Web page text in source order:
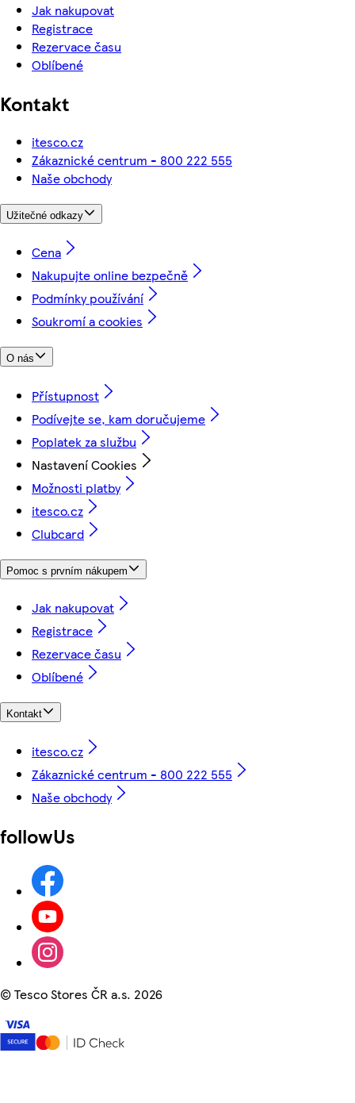
Jak nakupovat
Registrace
Rezervace času
Oblíbené
Kontakt
itesco.cz
Zákaznické centrum - 800 222 555
Naše obchody
Užitečné odkazy
Cena
Nakupujte online bezpečně
Podmínky používání
Soukromí a cookies
O nás
Přístupnost
Podívejte se, kam doručujeme
Poplatek za službu
Nastavení Cookies
Možnosti platby
itesco.cz
Clubcard
Pomoc s prvním nákupem
Jak nakupovat
Registrace
Rezervace času
Oblíbené
Kontakt
itesco.cz
Zákaznické centrum - 800 222 555
Naše obchody
followUs
©Tesco Stores ČR a.s. 2026